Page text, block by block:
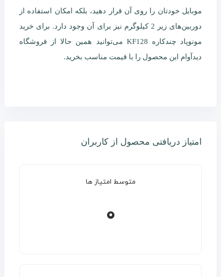
موبایل خودتان را روی آن قرار دهید، بلکه امکان استفاده از
دوربین‌های زیر 2 کیلوگرم نیز برای آن وجود دارد. برای خرید
مونوپاد چندکاره KF128 می‌توانید همین حالا از فروشگاه
دیدآوام این محصول را با قیمت مناسب بخرید.
امتیاز دریافتی محصول از کاربران
متوسط امتیاز ها
0